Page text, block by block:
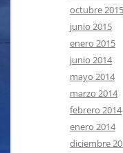
octubre 2015
junio 2015
enero 2015
junio 2014
mayo 2014
marzo 2014
febrero 2014
enero 2014
diciembre